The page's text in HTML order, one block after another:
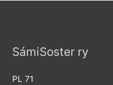
SámiSoster ry
PL 71